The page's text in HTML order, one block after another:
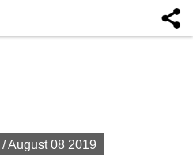
/August 08 2019